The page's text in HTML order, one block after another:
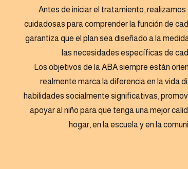
Antes de iniciar el tratamiento, realizamos
cuidadosas para comprender la función de
garantiza que el plan sea diseñado a la
las necesidades específicas de
Los objetivos de la ABA siempre están
realmente marca la diferencia en la vida
habilidades socialmente significativas,
apoyar al niño para que tenga una mejor
hogar, en la escuela y en la